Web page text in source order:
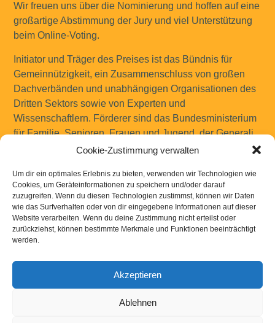
Cookie-Zustimmung verwalten
Um dir ein optimales Erlebnis zu bieten, verwenden wir Technologien wie
Cookies, um Geräteinformationen zu speichern und/oder darauf
zuzugreifen. Wenn du diesen Technologien zustimmst, können wir Daten
wie das Surfverhalten oder von dir eingegebene Informationen auf dieser
Website verarbeiten. Wenn du deine Zustimmung nicht erteilst oder
zurückziehst, können bestimmte Merkmale und Funktionen beeinträchtigt
werden.
Akzeptieren
Ablehnen
Wir freuen uns über die Nominierung und hoffen auf eine
großartige Abstimmung der Jury und viel Unterstützung
beim Online-Voting.
Initiator und Träger des Preises ist das Bündnis für
Gemeinnützigkeit, ein Zusammenschluss von großen
Dachverbänden und unabhängigen Organisationen des
Dritten Sektors sowie von Experten und
Wissenschaftlern. Förderer sind das Bundesministerium
für Familie, Senioren, Frauen und Jugend, der Generali
Zukunftsfonds und die Deutsche Fernsehlotterie.
Wir bedanken uns bereits an dieser Stelle bei allen die
für uns abstimmen.
Kontakt|Links|Downloads|ImpressumDatenschutzerklaerung